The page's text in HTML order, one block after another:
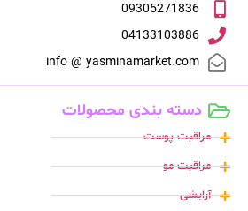
09305271836
04133103886
info @ yasminamarket.com
دسته بندی محصولات
مراقبت پوست
مراقبت مو
آرایشی